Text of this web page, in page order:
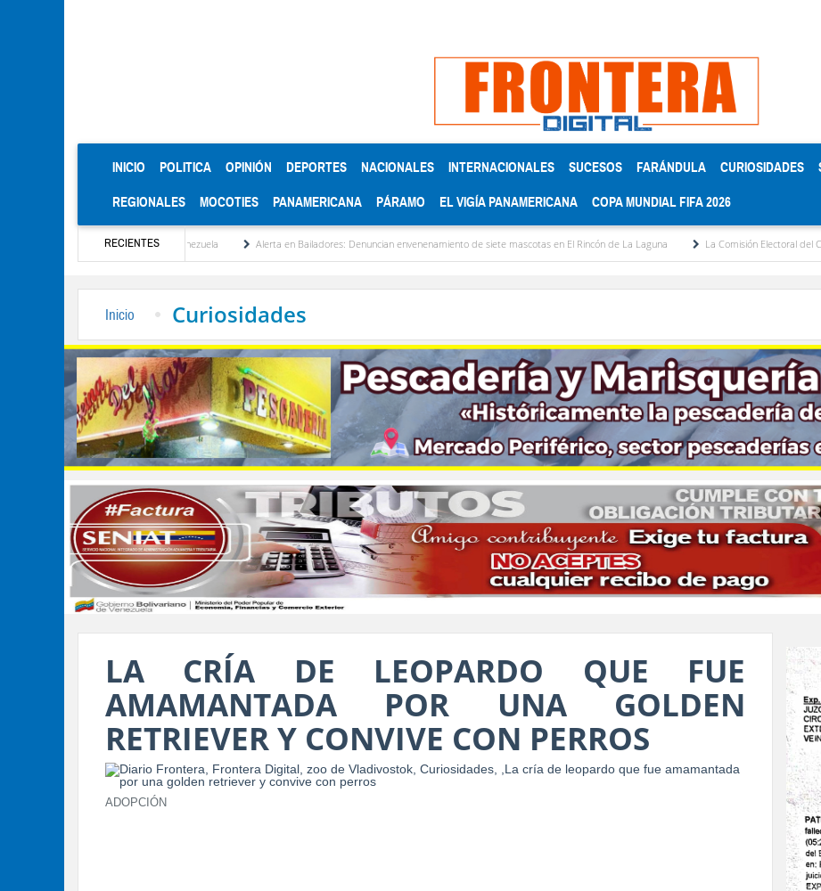
INICIO (CURRENT)
POLITICA OPINIÓN DEPORTES NACIONALES INTERNACIONALES SUCESOS FARÁNDULA CURIOSIDADES
REGIONALES MOCOTIES PANAMERICANA PÁRAMO EL VIGÍA PANAMERICANA COPA MUNDIAL FIFA 2026
RECIENTES
de Venezuela Alerta en Bailadores: Denuncian envenenamiento de siete mascotas en El Rincón de La Laguna La Comisión Electoral del Colegio de
Inicio Curiosidades
LA CRÍA DE LEOPARDO QUE FUE
AMAMANTADA POR UNA GOLDEN
RETRIEVER Y CONVIVE CON PERROS
ADOPCIÓN